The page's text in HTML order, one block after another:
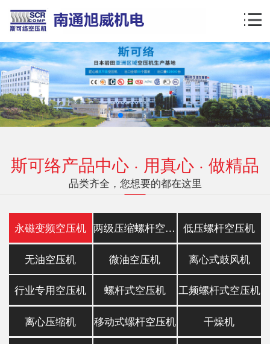
斯可络产品中心 · 用真心 · 做精品
品类齐全，您想要的都在这里
永磁变频空压机 两级压缩螺杆空压机 低压螺杆空压机
无油空压机 微油空压机 离心式鼓风机
行业专用空压机 螺杆式空压机 工频螺杆式空压机
离心压缩机 移动式螺杆空压机 干燥机